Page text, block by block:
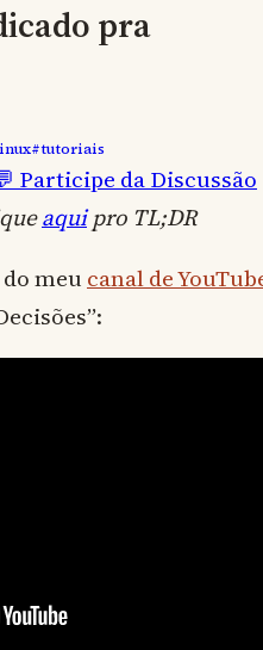
pra
#tutoriais
Participe da Discussão
aquipro TL;DR
meu canal de